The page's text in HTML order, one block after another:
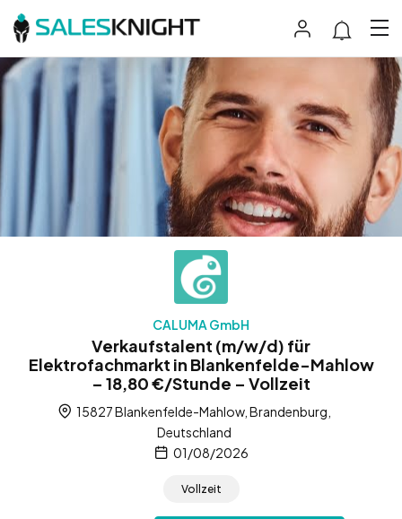
CALUMA GmbH
Verkaufstalent (m/w/d) für
Elektrofachmarkt in Blankenfelde-Mahlow
– 18,80 €/Stunde – Vollzeit
15827 Blankenfelde-Mahlow, Brandenburg,
Deutschland
01/08/2026
Vollzeit